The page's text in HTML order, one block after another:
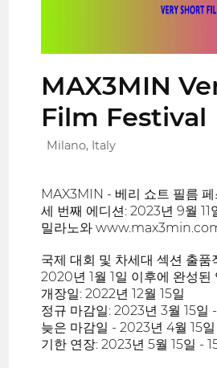
MAX3MIN
Film Festival
Milano, Italy
MAX3MIN - 베리 쇼트 필름 페
세 번째 에디션: 2023년 9월 11
밀라노와
국제 대회 및 차세대 섹션 출품
2020년 1월 1일 이후에 완성된
개장일: 2022년 12월 15일
정규 마감일: 2023년 3월 15일
늦은 마감일 - 2023년 4월 15
기한 연장: 2023년 5월 15일 -